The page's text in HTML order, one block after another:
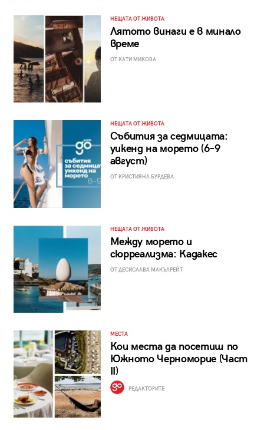
НЕЩАТА ОТ ЖИВОТА
Лятото винаги е в минало
време
ОТ КАТИ МИКОВА
НЕЩАТА ОТ ЖИВОТА
Събития за седмицата:
уикенд на морето (6–9
август)
ОТ КРИСТИЯНА БУРДЕВА
НЕЩАТА ОТ ЖИВОТА
Между морето и
сюрреализма: Кадакес
ОТ ДЕСИСЛАВА МАКЪЛРЕЙТ
МЕСТА
Кои места да посетиш по
Южното Черноморие (Част
II)
РЕДАКТОРИТЕ